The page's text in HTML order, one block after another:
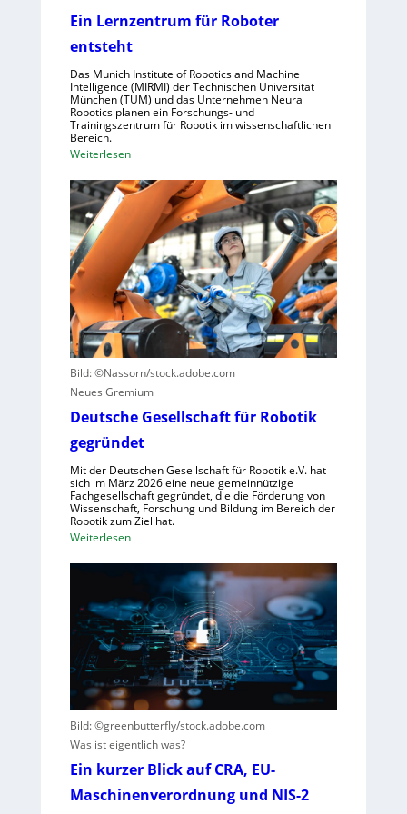
s
c
n
e
l
e
r
a
z
u
n
u
t
z
e
n
d
u
s
t
r
l
t
e
u
e
r
u
n
g
s
y
s
t
e
m
i
s
V
i
s
i
e
h
m
Ein Lernzentrum für Roboter
entsteht
Das Munich Institute of Robotics and Machine
Intelligence (MIRMI) der Technischen Universität
München (TUM) und das Unternehmen Neura
Robotics planen ein Forschungs- und
Trainingszentrum für Robotik im wissenschaftlichen
Bereich.
Weiterlesen:
i
e
r
n
z
e
n
t
r
u
m
f
r
R
o
b
r
e
n
t
s
e
h
t
Bild: ©Nassorn/stock.adobe.com
Neues Gremium
Deutsche Gesellschaft für Robotik
gegründet
Mit der Deutschen Gesellschaft für Robotik e.V. hat
sich im März 2026 eine neue gemeinnützige
Fachgesellschaft gegründet, die die Förderung von
Wissenschaft, Forschung und Bildung im Bereich der
Robotik zum Ziel hat.
Weiterlesen:
t
s
c
h
e
G
e
s
e
l
Bild: ©greenbutterfly/stock.adobe.com
Was ist eigentlich was?
Ein kurzer Blick auf CRA, EU-
Maschinenverordnung und NIS-2